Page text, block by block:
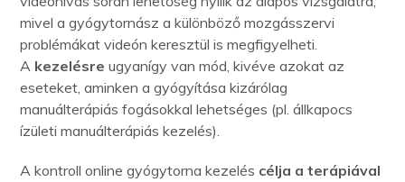
mivel a gyógytornász a különböző mozgásszervi
problémákat videón keresztül is megfigyelheti.
A kezelésre ugyanígy van mód, kivéve azokat az
eseteket, aminken a gyógyítása kizárólag
manuálterápiás fogásokkal lehetséges (pl. állkapocs
ízületi manuálterápiás kezelés).
A kontroll online gyógytorna kezelés célja a terápiával